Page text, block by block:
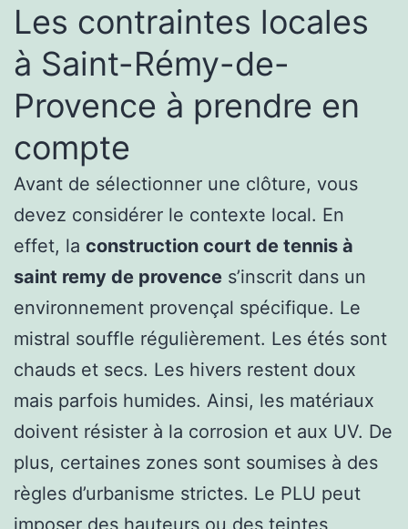
Les contraintes locales
à Saint-Rémy-de-
Provence à prendre en
compte
Avant de sélectionner une clôture, vous
devez considérer le contexte local. En
effet, la construction court de tennis à
saint remy de provence s’inscrit dans un
environnement provençal spécifique. Le
mistral souffle régulièrement. Les étés sont
chauds et secs. Les hivers restent doux
mais parfois humides. Ainsi, les matériaux
doivent résister à la corrosion et aux UV. De
plus, certaines zones sont soumises à des
règles d’urbanisme strictes. Le PLU peut
imposer des hauteurs ou des teintes